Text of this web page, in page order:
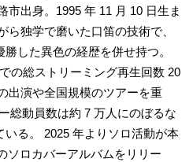
市出身。1995 年 11 月 10 日生ま
独学で磨いた口笛の技術で、
勝した異色の経歴を併せ持つ。
の総ストリーミング再生回数 20
出演や全国規模のツアーを重
総動員数は約 7 万人にのぼるな
いる。 2025 年よりソロ活動が本
ソロカバーアルバムをリリー